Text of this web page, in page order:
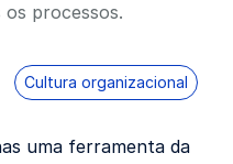
processos.
Cultura organizacional
uma ferramenta da